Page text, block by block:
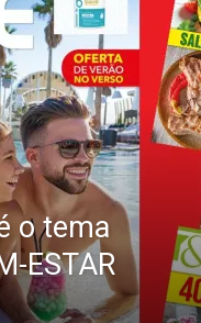
o tema
ESTAR